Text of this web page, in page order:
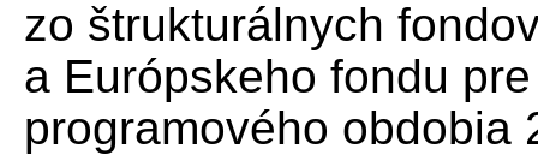
zo štrukturálnych
a Európskeho fondu
programového obdobia